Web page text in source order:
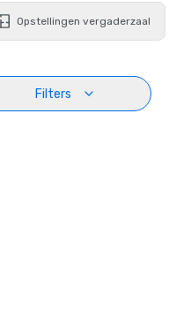
Opstellingen vergaderzaal
Filters